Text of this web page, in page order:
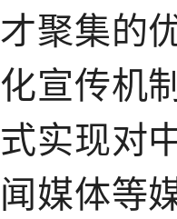
才聚集的
化宣传机
式实现对
闻媒体等